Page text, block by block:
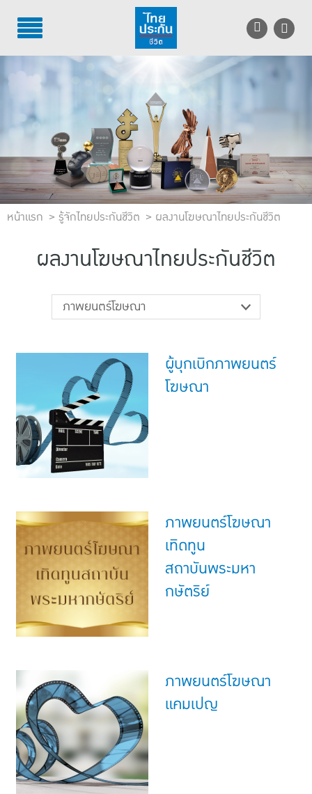
TH EN
บริการลูกค้า
บริการตัวแทน
รู้จักไทยประกันชีวิต
นักลงทุนสัมพันธ์
เพื่อสังคมไทย
ติดต่อไทยประกันชีวิต
แบบประกันทั้งหมด
แบบประกันที่เหมาะกับช่วงอายุ
เปรียบเทียบแบบประกัน
เลือกแบบประกันที่เหมาะกับคุณ
TL Learning Center
หน้าแรก รู้จักไทยประกันชีวิต ผลงานโฆษณาไทยประกันชีวิต
ผลงานโฆษณาไทยประกันชีวิต
ภาพยนตร์โฆษณา
ผู้บุกเบิกภาพยนตร์
โฆษณา
ภาพยนตร์โฆษณา
เทิดทูน
สถาบันพระมหา
กษัตริย์
ภาพยนตร์โฆษณา
แคมเปญ